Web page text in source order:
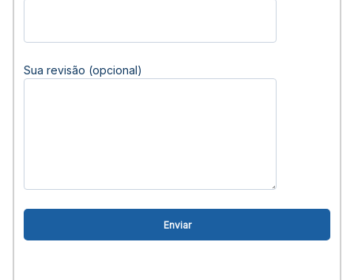
Sua revisão (opcional)